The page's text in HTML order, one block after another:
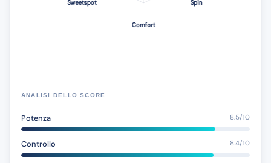
ANALISI DELLO SCORE
Potenza 8.5/10
Controllo 8.4/10